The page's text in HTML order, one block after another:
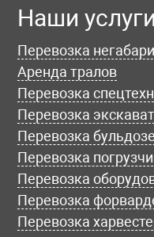
Наши услуги
Перевозка
Аренда тралов
Перевозка
Перевозка
Перевозка
Перевозка
Перевозка
Перевозка
Перевозка